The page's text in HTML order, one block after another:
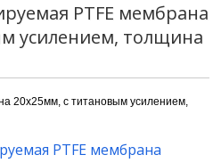
PTFE мембрана
усилением, толщина
20x25мм, с титановым усилением,